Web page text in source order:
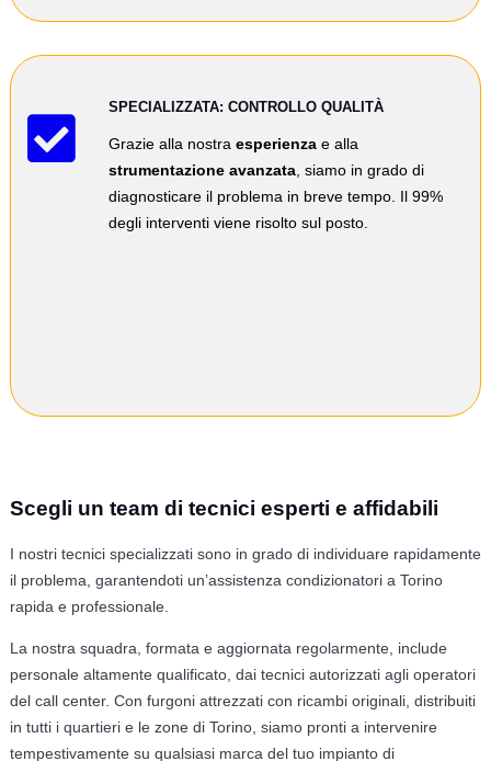

SPECIALIZZATA: CONTROLLO QUALITÀ
Grazie alla nostra esperienzae alla
strumentazione avanzata, siamo in grado di
diagnosticare il problema in breve tempo. Il 99%
degli interventi viene risolto sul posto.
Scegli un team di tecnici esperti e affidabili
I nostri tecnici specializzati sono in grado di individuare rapidamente
il problema, garantendoti un’assistenza condizionatori a Torino
rapida e professionale.
La nostra squadra, formata e aggiornata regolarmente, include
personale altamente qualificato, dai tecnici autorizzati agli operatori
del call center. Con furgoni attrezzati con ricambi originali, distribuiti
in tutti i quartieri e le zone di Torino, siamo pronti a intervenire
tempestivamente su qualsiasi marca del tuo impianto di